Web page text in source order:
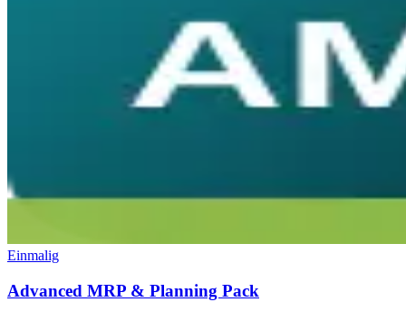
Einmalig
Advanced MRP & Planning Pack